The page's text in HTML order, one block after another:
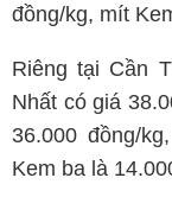
đồng/kg, mít
Riêng tại Cần
Nhất có giá
36.000 đồng/
Kem ba là